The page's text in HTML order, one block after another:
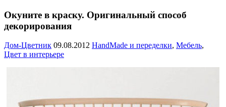
Окуните в краску. Оригинальный способ
декорирования
Дом-Цветник 09.08.2012 HandMade и переделки, Мебель,
Цвет в интерьере